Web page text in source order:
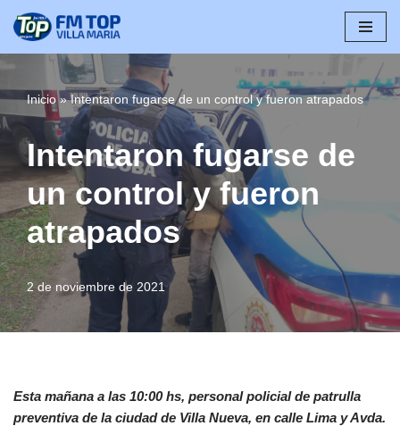
contenido
Inicio»Intentaron fugarse de un control y fueron atrapados
Intentaron fugarse de
un control y fueron
atrapados
2 de noviembre de 2021
Esta mañana a las 10:00 hs, personal policial de patrulla
preventiva de la ciudad de Villa Nueva, en calle Lima y Avda.